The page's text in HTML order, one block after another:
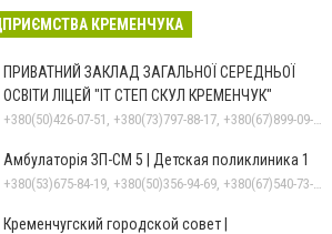
КРЕМЕНЧУКА
ПРИВАТНИЙ ЗАКЛАД ЗАГАЛЬНОЇ СЕРЕДНЬОЇ
ОСВІТИ ЛІЦЕЙ "ІТ СТЕП СКУЛ КРЕМЕНЧУК"
+380(50)426-07-51, +380(73)797-88-17, +380(67)899-09-16
Амбулаторія ЗП-СМ 5 | Детская поликлиника 1
+380(53)675-84-19, +380(50)356-94-69, +380(67)540-73-87
Кременчугский городской совет |